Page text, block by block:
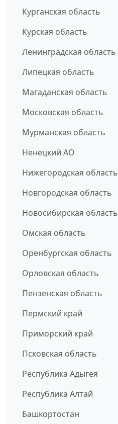
Курганская область
Курская область
Ленинградская область
Липецкая область
Магаданская область
Московская область
Мурманская область
Ненецкий АО
Нижегородская область
Новгородская область
Новосибирская область
Омская область
Оренбургская область
Орловская область
Пензенская область
Пермский край
Приморский край
Псковская область
Республика Адыгея
Республика Алтай
Башкортостан